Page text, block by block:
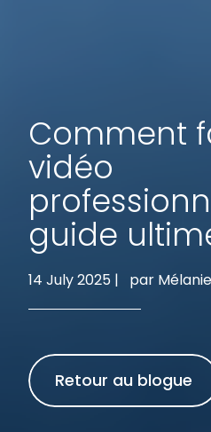
Comment
vidéo
guide
14 July 2025 | par
Retour au blogue